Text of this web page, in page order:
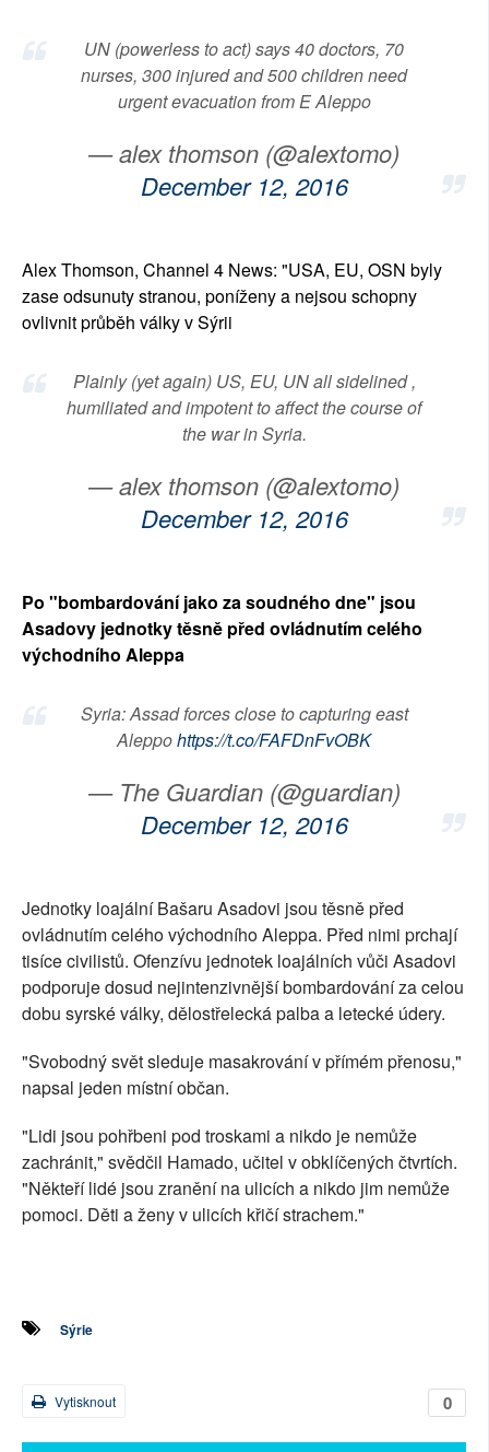
UN (powerless to act) says 40 doctors, 70
nurses, 300 injured and 500 children need
urgent evacuation from E Aleppo
— alex thomson (@alextomo)
December 12, 2016
Alex Thomson, Channel 4 News: "USA, EU, OSN byly
zase odsunuty stranou, poníženy a nejsou schopny
ovlivnit průběh války v Sýrii
Plainly (yet again) US, EU, UN all sidelined ,
humiliated and impotent to affect the course of
the war in Syria.
— alex thomson (@alextomo)
December 12, 2016
Po "bombardování jako za soudného dne" jsou
Asadovy jednotky těsně před ovládnutím celého
východního Aleppa
Syria: Assad forces close to capturing east
Aleppohttps://t.co/FAFDnFvOBK
— The Guardian (@guardian)
December 12, 2016
Jednotky loajální Bašaru Asadovi jsou těsně před
ovládnutím celého východního Aleppa. Před nimi prchají
tisíce civilistů. Ofenzívu jednotek loajálních vůči Asadovi
podporuje dosud nejintenzivnější bombardování za celou
dobu syrské války, dělostřelecká palba a letecké údery.
"Svobodný svět sleduje masakrování v přímém přenosu,"
napsal jeden místní občan.
"Lidi jsou pohřbeni pod troskami a nikdo je nemůže
zachránit," svědčil Hamado, učitel v obklíčených čtvrtích.
"Někteří lidé jsou zranění na ulicích a nikdo jim nemůže
pomoci. Děti a ženy v ulicích křičí strachem."
Sýrie
0
Vytisknout